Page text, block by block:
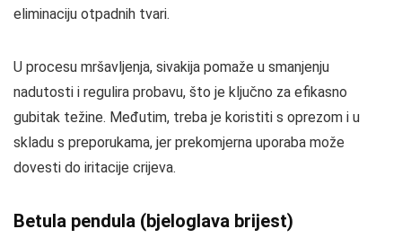
eliminaciju otpadnih tvari.
U procesu mršavljenja, sivakija pomaže u smanjenju
nadutosti i regulira probavu, što je ključno za efikasno
gubitak težine. Međutim, treba je koristiti s oprezom i u
skladu s preporukama, jer prekomjerna uporaba može
dovesti do iritacije crijeva.
Betula pendula (bjeloglava brijest)